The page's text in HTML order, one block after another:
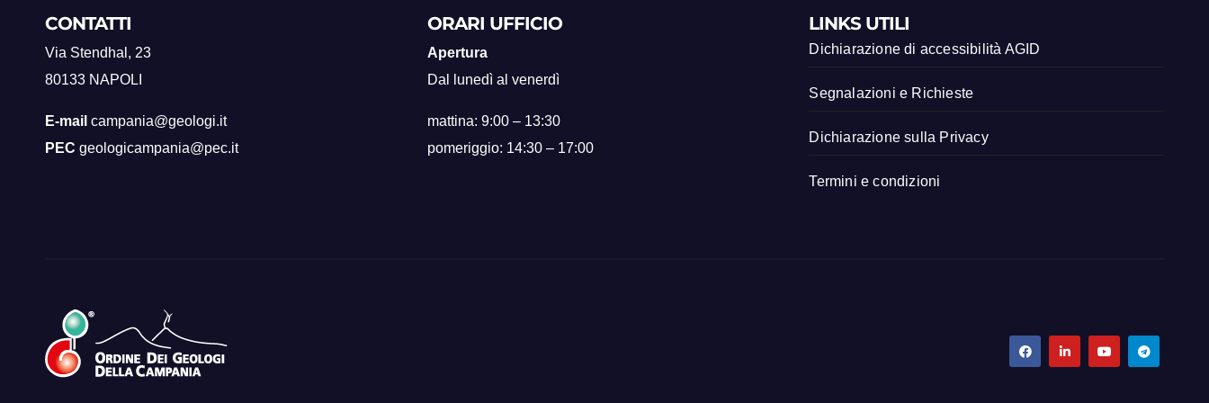
CONTATTI
Via Stendhal, 23
80133 NAPOLI
E-mail campania@geologi.it
PEC geologicampania@pec.it
ORARI UFFICIO
Apertura
Dal lunedì al venerdì
mattina: 9:00 – 13:30
pomeriggio: 14:30 – 17:00
LINKS UTILI
Dichiarazione di accessibilità AGID
Segnalazioni e Richieste
Dichiarazione sulla Privacy
Termini e condizioni